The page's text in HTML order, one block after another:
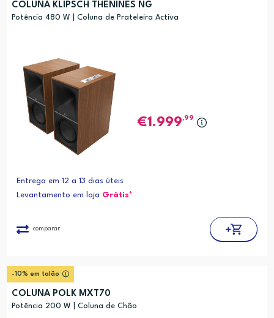
COLUNA KLIPSCH THENINES NG
Potência 480 W | Coluna de Prateleira Activa
1.999,99
Entrega em 12 a 13 dias úteis
Levantamento em loja Grátis*
comparar
-10% em talão
COLUNA POLK MXT70
Potência 200 W | Coluna de Chão